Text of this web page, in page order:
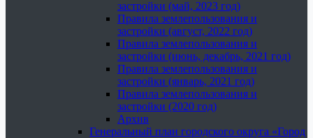
застройки (май, 2023 год)
Правила землепользования и
застройки (август, 2022 год)
Правила землепользования и
застройки (июнь, декабрь, 2021 год)
Правила землепользования и
застройки (январь, 2021 год)
Правила землепользования и
застройки (2020 год)
Архив
Генеральный план городского округа «Город